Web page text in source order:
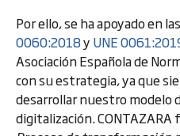
Por ello, se ha apoyado en
0060:2018y UNE
Asociación Española de
con su estrategia, ya que
desarrollar nuestro modelo
digitalización.